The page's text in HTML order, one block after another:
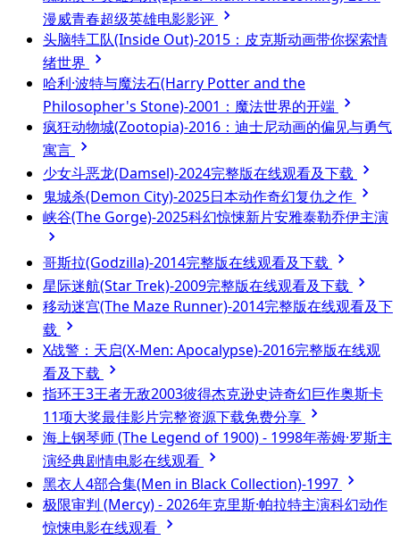
漫威青春超级英雄电影影评
头脑特工队(Inside Out)-2015：皮克斯动画带你探索情
绪世界
哈利·波特与魔法石(Harry Potter and the
Philosopher's Stone)-2001：魔法世界的开端
疯狂动物城(Zootopia)-2016：迪士尼动画的偏见与勇气
寓言
少女斗恶龙(Damsel)-2024完整版在线观看及下载
鬼城杀(Demon City)-2025日本动作奇幻复仇之作
峡谷(The Gorge)-2025科幻惊悚新片安雅泰勒乔伊主演
哥斯拉(Godzilla)-2014完整版在线观看及下载
星际迷航(Star Trek)-2009完整版在线观看及下载
移动迷宫(The Maze Runner)-2014完整版在线观看及下
载
X战警：天启(X-Men: Apocalypse)-2016完整版在线观
看及下载
指环王3王者无敌2003彼得杰克逊史诗奇幻巨作奥斯卡
11项大奖最佳影片完整资源下载免费分享
海上钢琴师 (The Legend of 1900) - 1998年蒂姆·罗斯主
演经典剧情电影在线观看
黑衣人4部合集(Men in Black Collection)-1997
极限审判 (Mercy) - 2026年克里斯·帕拉特主演科幻动作
惊悚电影在线观看